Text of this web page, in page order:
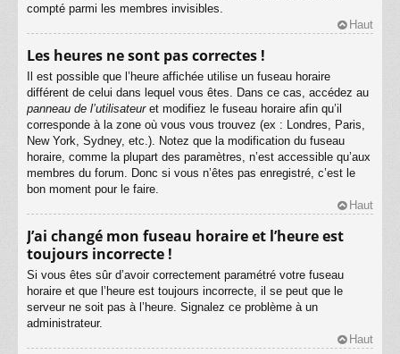
compté parmi les membres invisibles.
Haut
Les heures ne sont pas correctes !
Il est possible que l’heure affichée utilise un fuseau horaire
différent de celui dans lequel vous êtes. Dans ce cas, accédez au
panneau de l’utilisateuret modifiez le fuseau horaire afin qu’il
corresponde à la zone où vous vous trouvez (ex : Londres, Paris,
New York, Sydney, etc.). Notez que la modification du fuseau
horaire, comme la plupart des paramètres, n’est accessible qu’aux
membres du forum. Donc si vous n’êtes pas enregistré, c’est le
bon moment pour le faire.
Haut
J’ai changé mon fuseau horaire et l’heure est
toujours incorrecte !
Si vous êtes sûr d’avoir correctement paramétré votre fuseau
horaire et que l’heure est toujours incorrecte, il se peut que le
serveur ne soit pas à l’heure. Signalez ce problème à un
administrateur.
Haut